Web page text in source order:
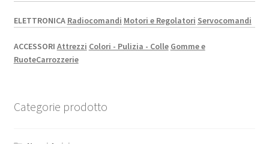
ELETTRONICA Radiocomandi Motori e Regolatori Servocomandi
ACCESSORI Attrezzi Colori - Pulizia - Colle Gomme e
RuoteCarrozzerie
Categorie prodotto